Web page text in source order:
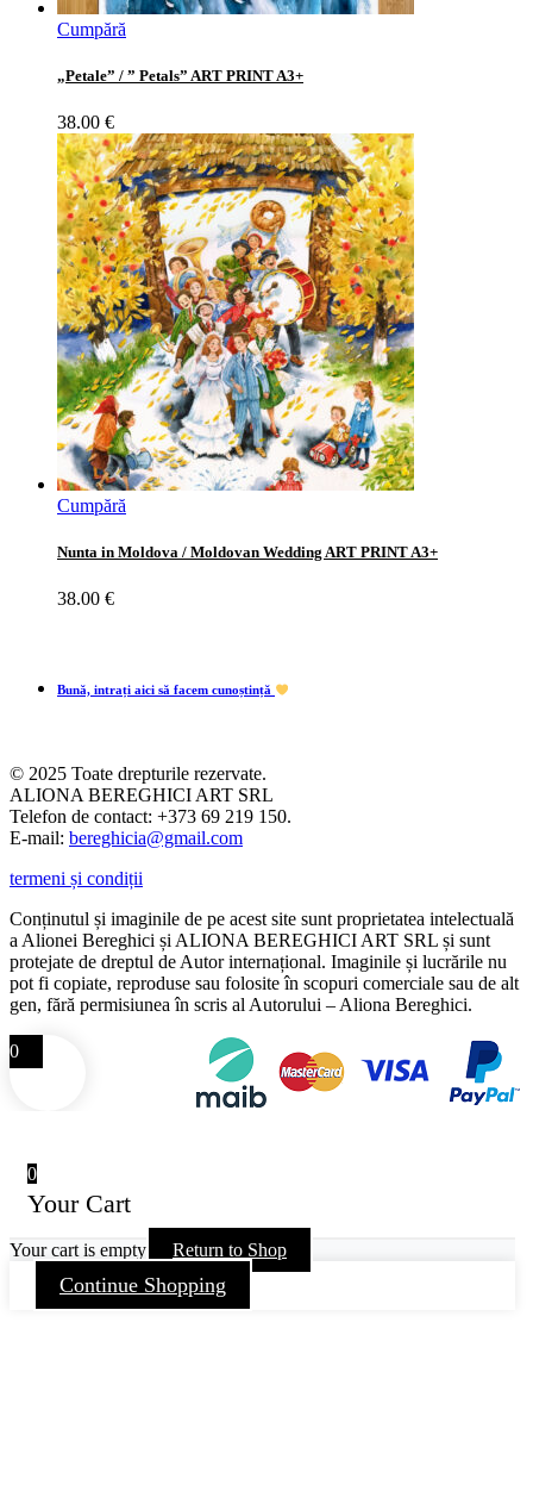
Cumpără
„Petale” / ” Petals” ART PRINT A3+
38.00 €
Cumpără
Nunta in Moldova / Moldovan Wedding ART PRINT A3+
38.00 €
Bună, intrați aici să facem cunoștință
© 2025 Toate drepturile rezervate.
ALIONA BEREGHICI ART SRL
Telefon de contact: +373 69 219 150.
E-mail: bereghicia@gmail.com
termeni și condiții
Conținutul și imaginile de pe acest site sunt proprietatea intelectuală
a Alionei Bereghici și ALIONA BEREGHICI ART SRL și sunt
protejate de dreptul de Autor internațional. Imaginile și lucrările nu
pot fi copiate, reproduse sau folosite în scopuri comerciale sau de alt
gen, fără permisiunea în scris al Autorului – Aliona Bereghici.
0
0
Your Cart
Your cart is empty Return to Shop
Continue Shopping